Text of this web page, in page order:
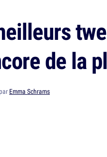
de la
Emma Schrams